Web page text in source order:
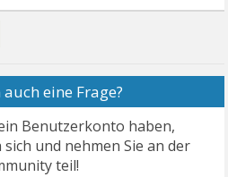
eine Frage?
Benutzerkonto haben,
sich und nehmen Sie an der
teil!